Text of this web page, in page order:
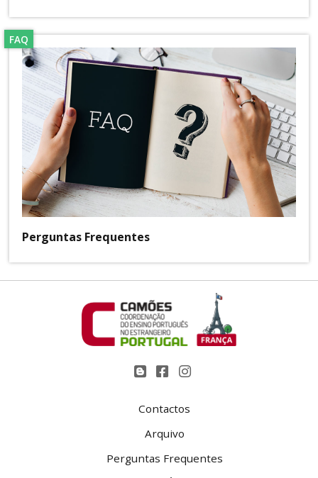
FAQ
Perguntas Frequentes
Contactos
Arquivo
Perguntas Frequentes